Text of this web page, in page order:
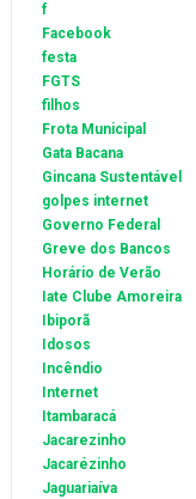
f
Facebook
festa
FGTS
filhos
Frota Municipal
Gata Bacana
Gincana Sustentável
golpes internet
Governo Federal
Greve dos Bancos
Horário de Verão
Iate Clube Amoreira
Ibiporã
Idosos
Incêndio
Internet
Itambaracá
Jacarezinho
Jacarézinho
Jaguariaíva